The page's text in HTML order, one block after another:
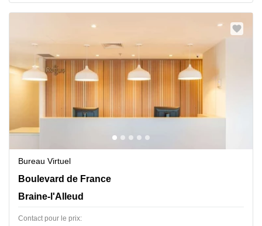
Bureau Virtuel
Boulevard de France 9, Braine-l'Alleud
Boulevard de France
Braine-l'Alleud
Contact pour le prix: